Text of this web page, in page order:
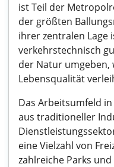
ist Teil der
der größten
ihrer zentralen Lage
verkehrstechnisch
der Natur umgeben,
Lebensqualität
Das Arbeitsumfeld
aus traditioneller
eine Vielzahl von
zahlreiche Parks